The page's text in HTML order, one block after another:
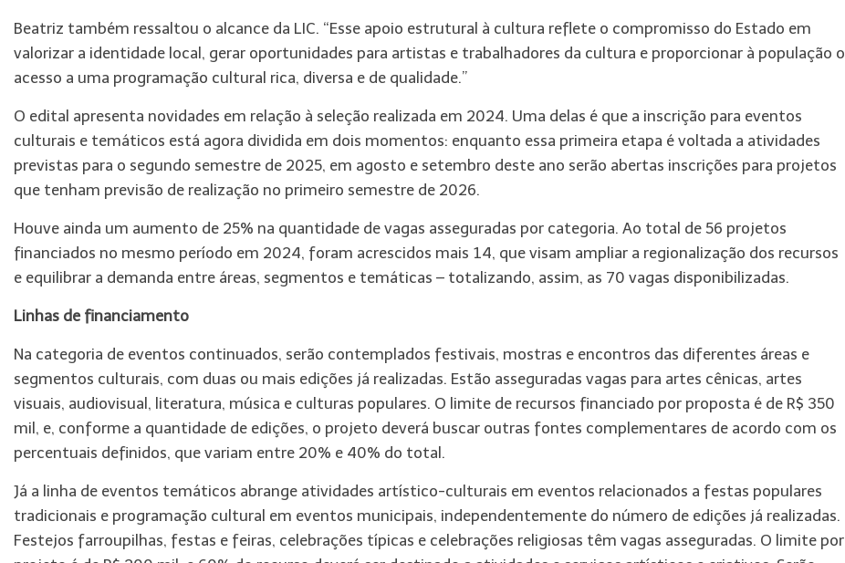
Beatriz também ressaltou o alcance da LIC. “Esse apoio estrutural à cultura reflete o compromisso do Estado em
valorizar a identidade local, gerar oportunidades para artistas e trabalhadores da cultura e proporcionar à população o
acesso a uma programação cultural rica, diversa e de qualidade.”
O edital apresenta novidades em relação à seleção realizada em 2024. Uma delas é que a inscrição para eventos
culturais e temáticos está agora dividida em dois momentos: enquanto essa primeira etapa é voltada a atividades
previstas para o segundo semestre de 2025, em agosto e setembro deste ano serão abertas inscrições para projetos
que tenham previsão de realização no primeiro semestre de 2026.
Houve ainda um aumento de 25% na quantidade de vagas asseguradas por categoria. Ao total de 56 projetos
financiados no mesmo período em 2024, foram acrescidos mais 14, que visam ampliar a regionalização dos recursos
e equilibrar a demanda entre áreas, segmentos e temáticas – totalizando, assim, as 70 vagas disponibilizadas.
Linhas de financiamento
Na categoria de eventos continuados, serão contemplados festivais, mostras e encontros das diferentes áreas e
segmentos culturais, com duas ou mais edições já realizadas. Estão asseguradas vagas para artes cênicas, artes
visuais, audiovisual, literatura, música e culturas populares. O limite de recursos financiado por proposta é de R$ 350
mil, e, conforme a quantidade de edições, o projeto deverá buscar outras fontes complementares de acordo com os
percentuais definidos, que variam entre 20% e 40% do total.
Já a linha de eventos temáticos abrange atividades artístico-culturais em eventos relacionados a festas populares
tradicionais e programação cultural em eventos municipais, independentemente do número de edições já realizadas.
Festejos farroupilhas, festas e feiras, celebrações típicas e celebrações religiosas têm vagas asseguradas. O limite por